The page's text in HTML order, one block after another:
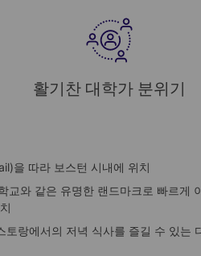
활기찬 대학가 분위기
을 따라 보스턴 시내에 위치
교와 같은 유명한 랜드마크로 빠르게
랑에서의 저녁 식사를 즐길 수 있는